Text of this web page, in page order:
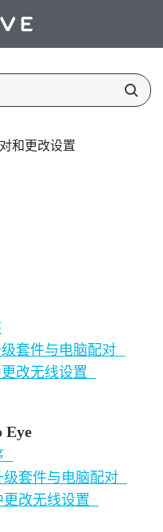
和更改设置
套件与电脑配对
改无线设置
Eye
套件与电脑配对
改无线设置